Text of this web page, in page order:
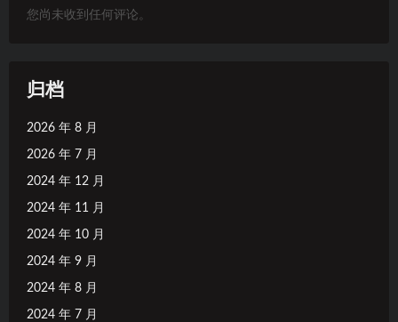
您尚未收到任何评论。
归档
2026 年 8 月
2026 年 7 月
2024 年 12 月
2024 年 11 月
2024 年 10 月
2024 年 9 月
2024 年 8 月
2024 年 7 月